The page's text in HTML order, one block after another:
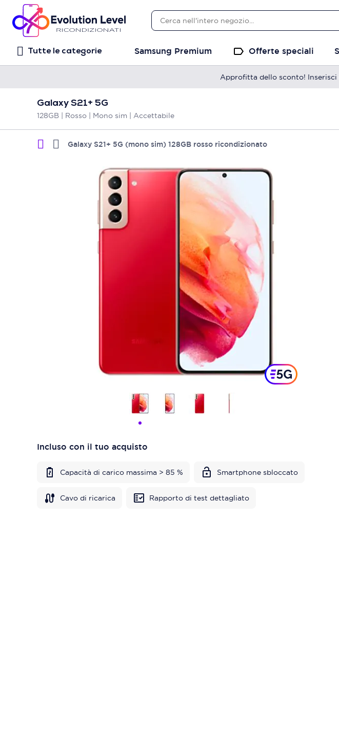
Tutte le categorie Samsung Premium Offerte speciali
Approfitta dello sconto! Inserisci
Galaxy S21+ 5G
128GB | Rosso | Mono sim | Accettabile
Galaxy S21+ 5G (mono sim) 128GB rosso ricondizionato
Incluso con il tuo acquisto
Capacità di carico massima > 85 % Smartphone sbloccato
Cavo di ricarica Rapporto di test dettagliato